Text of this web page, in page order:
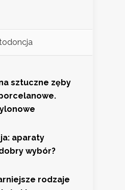
sztuczne zęby
aparaty
wybór?
rodzaje